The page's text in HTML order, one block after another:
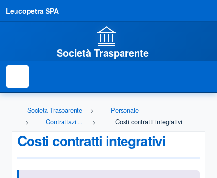
Leucopetra SPA
Società Trasparente
Società Trasparente
Personale
Contrattazione integrativa
Costi contratti integrativi
Costi contratti integrativi